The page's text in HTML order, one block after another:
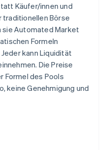
Käufer/innen und
traditionellen Börse
sie Automated Market
Formeln
kann Liquidität
Die Preise
Formel des Pools
keine Genehmigung und